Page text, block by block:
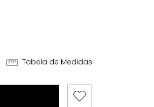
Tabela de Medidas